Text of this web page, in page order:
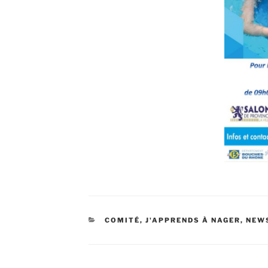
CATÉGORIES
COMITÉ, J'APPRENDS À NAGER,